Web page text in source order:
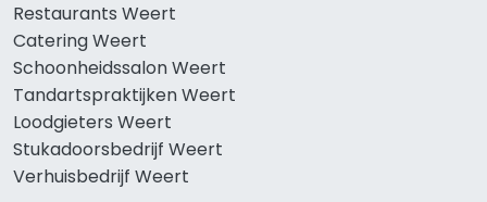
Restaurants Weert
Catering Weert
Schoonheidssalon Weert
Tandartspraktijken Weert
Loodgieters Weert
Stukadoorsbedrijf Weert
Verhuisbedrijf Weert